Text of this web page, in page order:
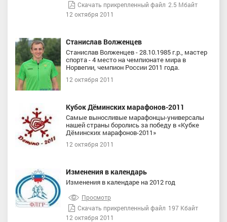
Скачать прикрепленный файл 2.5 Мбайт
12 октября 2011
Станислав Волженцев
Станислав Волженцев - 28.10.1985 г.р., мастер
спорта - 4 место на чемпионате мира в
Норвегии, чемпион России 2011 года.
12 октября 2011
Кубок Дёминских марафонов-2011
Самые выносливые марафонцы-универсалы
нашей страны боролись за победу в «Кубке
Дёминских марафонов-2011»
12 октября 2011
Изменения в календарь
Изменения в календаре на 2012 год
Просмотр
Скачать прикрепленный файл 197 Кбайт
12 октября 2011